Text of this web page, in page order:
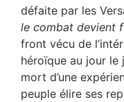
défaite par les
le combat devient
front vécu de
héroïque au jour le
mort d’une
peuple élire ses